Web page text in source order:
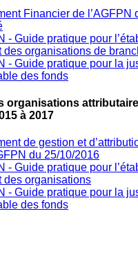
Financier de l’AGFPN
‐ Guide pratique pour
des organisations de
‐ Guide pratique pour la
des fonds
organisations
à 2017
de gestion et
du 25/10/2016
‐ Guide pratique pour
des organisations
‐ Guide pratique pour la
des fonds